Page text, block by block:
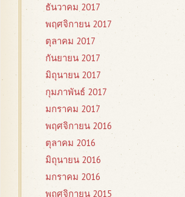
ธันวาคม 2017
พฤศจิกายน 2017
ตุลาคม 2017
กันยายน 2017
มิถุนายน 2017
กุมภาพันธ์ 2017
มกราคม 2017
พฤศจิกายน 2016
ตุลาคม 2016
มิถุนายน 2016
มกราคม 2016
พฤศจิกายน 2015